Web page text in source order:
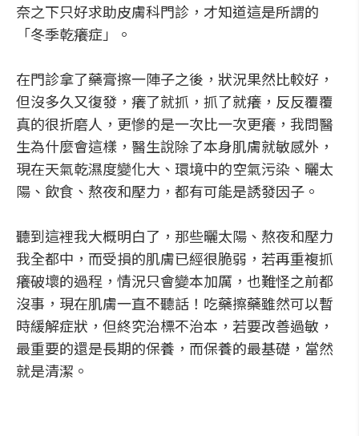
奈之下只好求助皮膚科門診，才知道這是所謂的
「冬季乾癢症」。
在門診拿了藥膏擦一陣子之後，狀況果然比較好，
但沒多久又復發，癢了就抓，抓了就癢，反反覆覆
真的很折磨人，更慘的是一次比一次更癢，我問醫
生為什麼會這樣，醫生說除了本身肌膚就敏感外，
現在天氣乾濕度變化大、環境中的空氣污染、曬太
陽、飲食、熬夜和壓力，都有可能是誘發因子。
聽到這裡我大概明白了，那些曬太陽、熬夜和壓力
我全都中，而受損的肌膚已經很脆弱，若再重複抓
癢破壞的過程，情況只會變本加厲，也難怪之前都
沒事，現在肌膚一直不聽話！吃藥擦藥雖然可以暫
時緩解症狀，但終究治標不治本，若要改善過敏，
最重要的還是長期的保養，而保養的最基礎，當然
就是清潔。